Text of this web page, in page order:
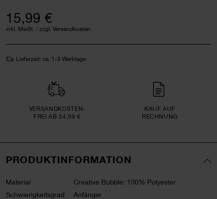
15,99 €
inkl. MwSt. / zzgl. Versandkosten
Lieferzeit: ca. 1-3 Werktage
VERSAND­KOSTEN­
FREI AB 34,99 €
KAUF AUF
RECHNUNG
PRODUKTINFORMATION
Material
Creative Bubble: 100% Polyester
Schwierigkeitsgrad
Anfänger